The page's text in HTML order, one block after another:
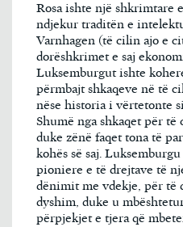
Rosa ishte një shkrimtare
ndjekur traditën e
Varnhagen (të cilin ajo e
dorëshkrimet e saj
Luksemburgut ishte
përmbajt shkaqeve në të
nëse historia i vërtetonte
Shumë nga shkaqet për të
duke zënë faqet tona të
kohës së saj.
pioniere e të drejtave të
dënimit me vdekje, për të
dyshim, duke u
përpjekjet e tjera që